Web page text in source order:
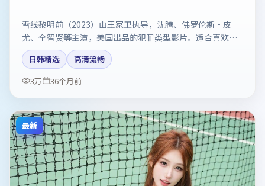
雪线黎明前（2023）由王家卫执导，沈腾、佛罗伦斯·皮
尤、全智贤等主演，美国出品的犯罪类型影片。适合喜欢强
情节与反转的观众。剧情简介与主创信息可供检索参考，上
映日期以片方资料为准。
日韩精选
高清流畅
3万
36个月前
最新